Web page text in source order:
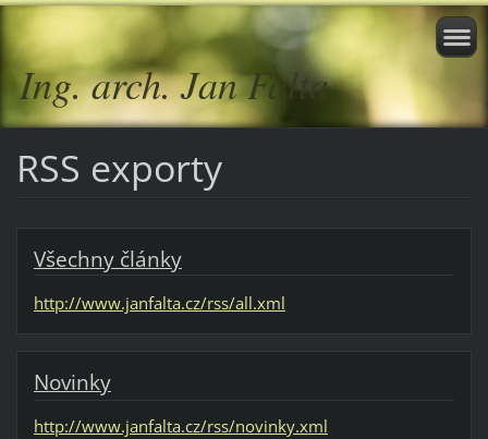
Ing. arch. Jan Falta
RSS exporty
Všechny články
http://www.janfalta.cz/rss/all.xml
Novinky
http://www.janfalta.cz/rss/novinky.xml